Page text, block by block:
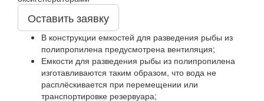
Оставить заявку
В конструкции емкостей для разведения рыбы из
полипропилена предусмотрена вентиляция;
Емкости для разведения рыбы из полипропилена
изготавливаются таким образом, что вода не
расплёскивается при перемещении или
транспортировке резервуара;